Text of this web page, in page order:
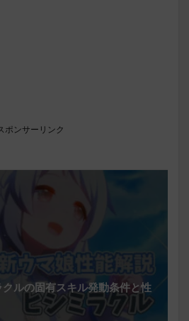
ポンサーリンク
クルの固有スキル発動条件と性